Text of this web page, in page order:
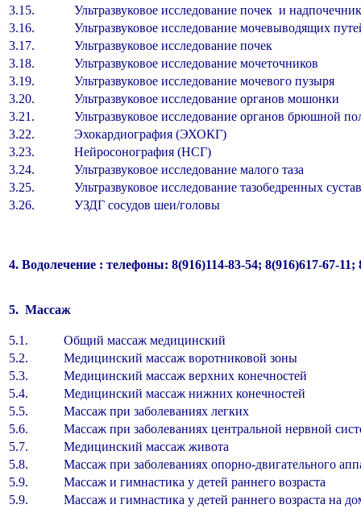
3.15.
Ультразвуковое исследование почек и
3.16.
Ультразвуковое исследование мочевыводящих
3.17.
Ультразвуковое исследование почек
3.18.
Ультразвуковое исследование мочеточников
3.19.
Ультразвуковое исследование мочевого пузыря
3.20.
Ультразвуковое исследование органов мошонки
3.21.
Ультразвуковое исследование органов брюшной
3.22.
Эхокардиография (ЭХОКГ)
3.23.
Нейросонография (НСГ)
3.24.
Ультразвуковое исследование малого таза
3.25.
Ультразвуковое исследование тазобедренных
3.26.
УЗДГ сосудов шеи/головы
4. Водолечение : телефоны: 8(916)114-83-54; 8(916)617-67-11;
5. Массаж
5.1.
Общий массаж медицинский
5.2.
Медицинский массаж воротниковой зоны
5.3.
Медицинский массаж верхних конечностей
5.4.
Медицинский массаж нижних конечностей
5.5.
Массаж при заболеваниях легких
5.6.
Массаж при заболеваниях центральной нервной
5.7.
Медицинский массаж живота
5.8.
Массаж при заболеваниях опорно-двигательного
5.9.
Массаж и гимнастика у детей раннего возраста
5.9.
Массаж и гимнастика у детей раннего возраста на